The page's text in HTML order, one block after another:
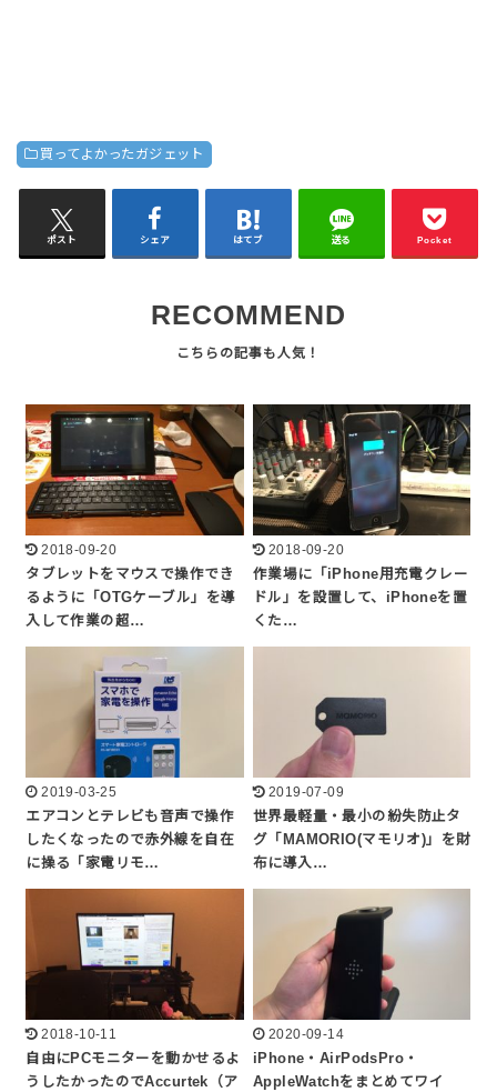
買ってよかったガジェット
ポスト シェア はてブ 送る Pocket
RECOMMEND
2018-09-20
タブレットをマウスで操作でき
るように「OTGケーブル」を導
入して作業の超…
2018-09-20
作業場に「iPhone用充電クレー
ドル」を設置して、iPhoneを置
くた…
2019-03-25
エアコンとテレビも音声で操作
したくなったので赤外線を自在
に操る「家電リモ…
2019-07-09
世界最軽量・最小の紛失防止タ
グ「MAMORIO(マモリオ)」を財
布に導入…
2018-10-11
自由にPCモニターを動かせるよ
うしたかったのでAccurtek（ア
2020-09-14
iPhone・AirPodsPro・
AppleWatchをまとめてワイ